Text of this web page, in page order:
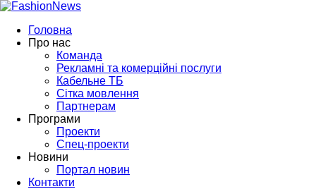
Головна
Про нас
Команда
Рекламні та комерційні послуги
Кабельне ТБ
Сітка мовлення
Партнерам
Програми
Проекти
Спец-проекти
Новини
Портал новин
Контакти